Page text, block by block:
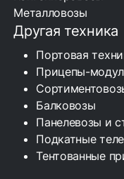
Металловозы
Другая техника
Портовая
Прицепы-
Балковозы
Панелевозы и
Подкатные
Тентованные